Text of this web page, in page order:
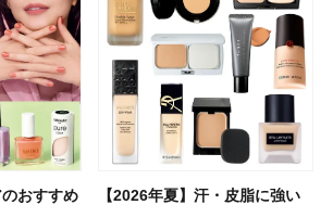
のおすすめ
【2026年夏】汗・皮脂に強い
すすめの
【クリスマスコフレ2026】ク
のおすすめ
【2026年夏】汗・皮脂に強い
日焼け止
【2026夏】「リップケア」ラ
粉・オー
【板野友美さんの美活】「最
めの髪型
【2026年夏】小顔に見えるボ
品30選】
【無印良品】スキンケア×衣料
ドウ】アイ
【セザンヌ】「ブライトカラー